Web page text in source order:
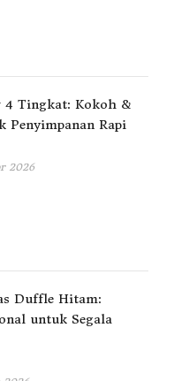
4 Tingkat: Kokoh &
Rapi
2026
Duffle Hitam:
untuk Segala